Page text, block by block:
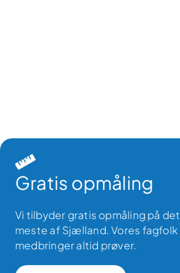
Gratis opmåling
Vi tilbyder gratis opmåling på det
meste af Sjælland. Vores fagfolk
medbringer altid prøver.